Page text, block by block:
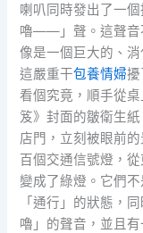
喇叭同時發出了一
嚕——」聲。這聲音
像是一個巨大的、
這嚴重干包養情婦
看個究竟，順手從
笈》封面的皺衛生
店門，立刻被眼前
百個交通信號燈，
變成了綠燈。它們
「通行」的狀態，
嚕」的聲音，並且